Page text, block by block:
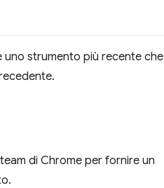
uno strumento più recente che
di Chrome per fornire un